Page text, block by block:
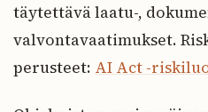
täytettävä laatu-,
valvontavaatimukset.
perusteet: AI Act -